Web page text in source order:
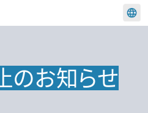
簡体中文
のお知らせ